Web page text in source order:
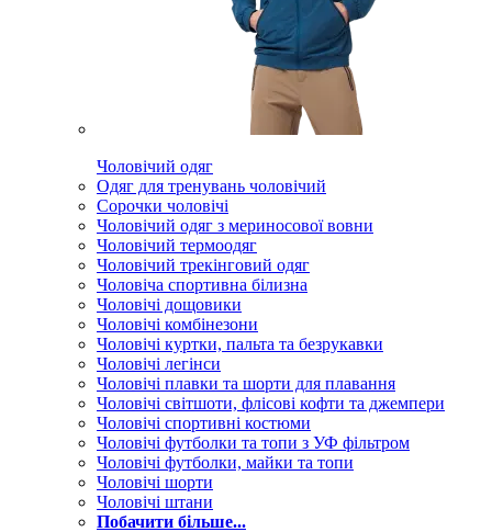
Чоловічий одяг
Одяг для тренувань чоловічий
Сорочки чоловічі
Чоловічий одяг з мериносової вовни
Чоловічий термоодяг
Чоловічий трекінговий одяг
Чоловіча спортивна білизна
Чоловічі дощовики
Чоловічі комбінезони
Чоловічі куртки, пальта та безрукавки
Чоловічі легінси
Чоловічі плавки та шорти для плавання
Чоловічі світшоти, флісові кофти та джемпери
Чоловічі спортивні костюми
Чоловічі футболки та топи з УФ фільтром
Чоловічі футболки, майки та топи
Чоловічі шорти
Чоловічі штани
Побачити більше...